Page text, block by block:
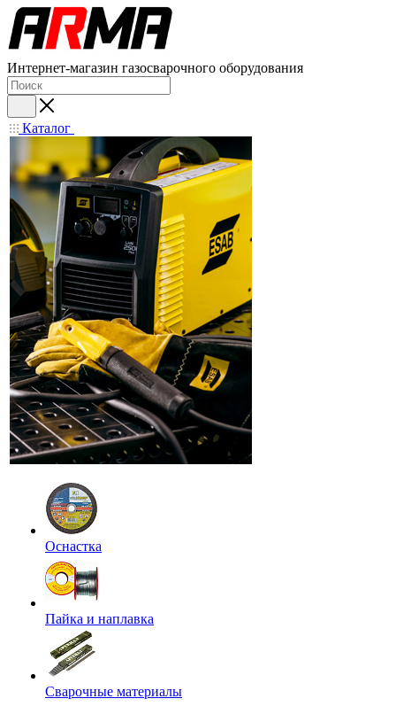
Интернет-магазин газосварочного оборудования
Каталог
Оснастка
Пайка и наплавка
Сварочные материалы